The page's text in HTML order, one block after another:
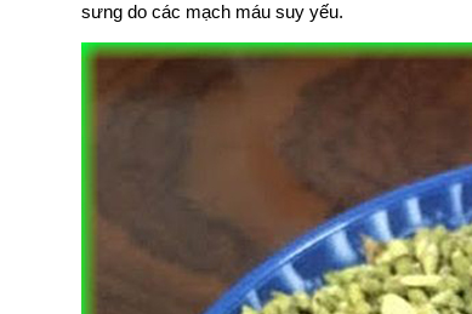
sưng do các mạch máu suy yếu.